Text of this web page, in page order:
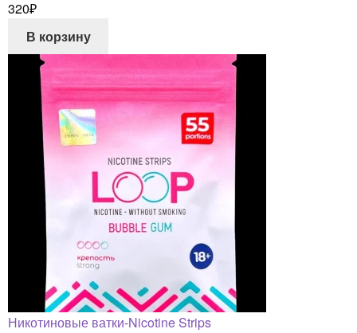
320₽
В корзину
Никотиновые ватки-Nicotine Strips